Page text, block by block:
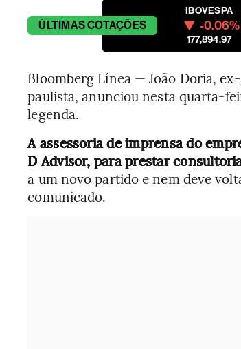
ÚLTIMASCOTAÇÕES
IBOVESPA
-0.06%
177,894.97
Bloomberg Línea — João Doria,
paulista, anunciou nesta quarta-
legenda.
A assessoria de imprensa do
D Advisor, para prestar
a um novo partido e nem deve
comunicado.